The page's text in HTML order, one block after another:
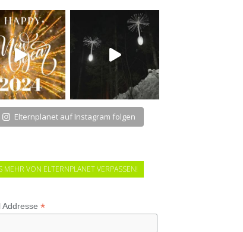
Elternplanet auf Instagram folgen
MEHR VON ELTERNPLANET VERPASSEN!
Addresse *